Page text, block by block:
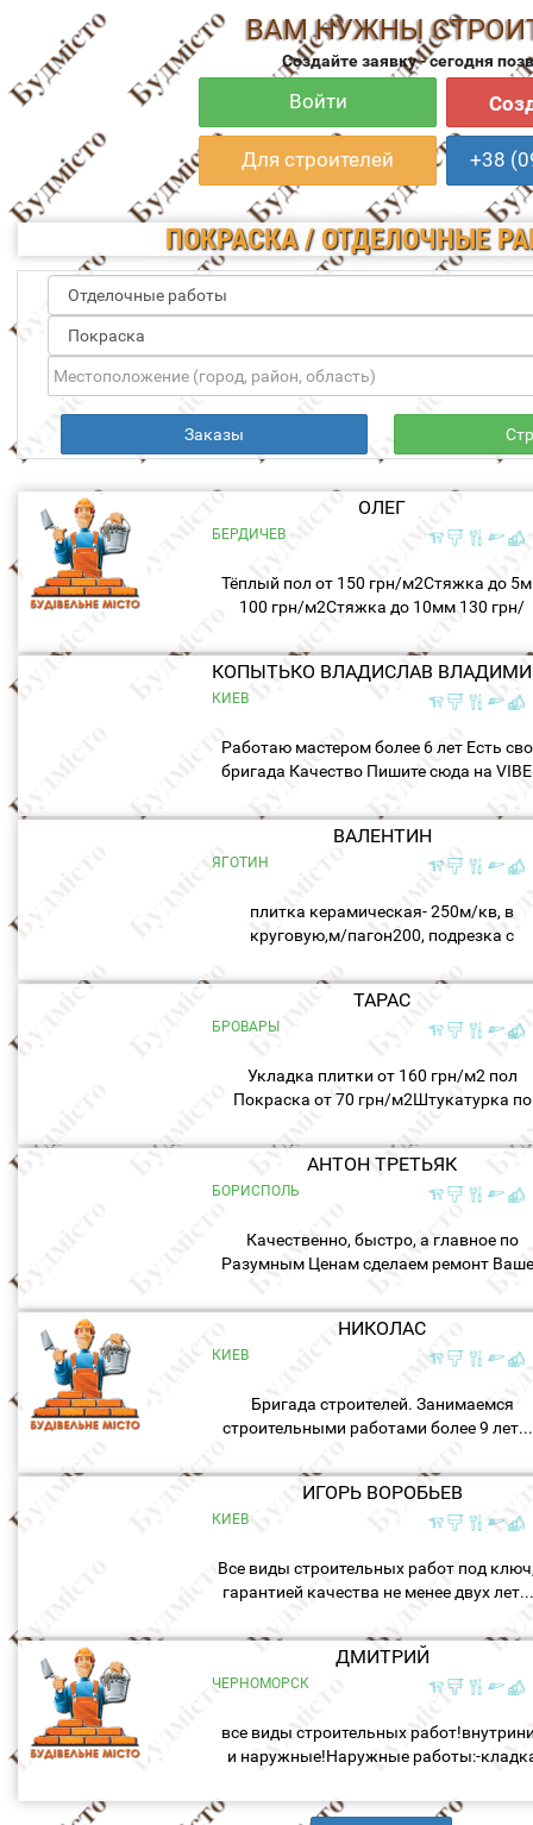
ВАМ НУЖНЫ
Создайте заявку - сегодня
Войти
Для строителей +38
ПОКРАСКА / ОТДЕЛОЧНЫЕ
Заказы
ОЛЕГ
БЕРДИЧЕВ
Тёплый пол от 150 грн/м2Стяжка до
100 грн/м2Стяжка до 10мм 130 грн/
м2Укладка плитки 200 грн/м2Монтаж
вагонки стена 75 грн/м2Монтаж
полок 100 грн/м2Монтаж...
КИЕВ
Работаю мастером более 6 лет Есть
бригада Качество Пишите сюда на
...
ВАЛЕНТИН
ЯГОТИН
плитка керамическая- 250м/кв, в
круговую,м/пагон200, подрезка с
затирка-30м/кв,
отверствие-60шт,гипсокартон-150м/
ТАРАС
БРОВАРЫ
Укладка плитки от 160 грн/м2 пол
Покраска от 70 грн/м2Штукатурка по
маякам от 50 грн/м2Штукатурка без
маячная от 35 грн/м2...
АНТОН ТРЕТЬЯК
БОРИСПОЛЬ
Качественно, быстро, а главное по
Разумным Ценам сделаем ремонт
мечты !!!Ремонтные работы от А до Я
любой сложности. (Бригада
и не пьющих специалистов) !!!...
НИКОЛАС
КИЕВ
Бригада строителей. Занимаемся
строительными работами более 9
ИГОРЬ ВОРОБЬЕВ
КИЕВ
Все виды строительных работ под
гарантией качества не менее двух
ДМИТРИЙ
ЧЕРНОМОРСК
все виды строительных
и наружные!Наружные работы:-
крыша- дымоходы и т.д.Внутриние...